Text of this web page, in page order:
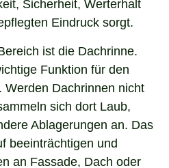
Sicherheit, Werterhalt
Eindruck sorgt.
ist die Dachrinne.
Funktion für den
Werden Dachrinnen nicht
sich dort Laub,
Ablagerungen an. Das
beeinträchtigen und
an Fassade, Dach oder